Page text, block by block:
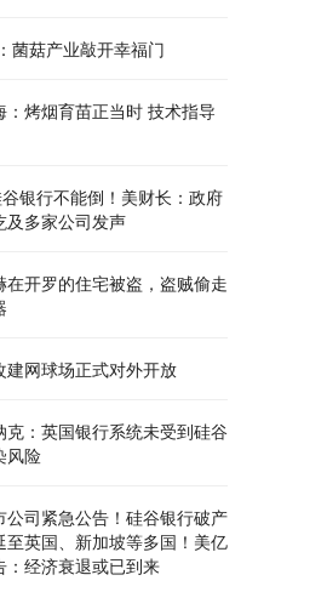
菌菇产业敲开幸福门
：烤烟育苗正当时 技术指导
银行不能倒！美财长：政府
及多家公司发声
在开罗的住宅被盗，盗贼偷走
建网球场正式对外开放
克：英国银行系统未受到硅谷
风险
公司紧急公告！硅谷银行破产
至英国、新加坡等多国！美亿
：经济衰退或已到来